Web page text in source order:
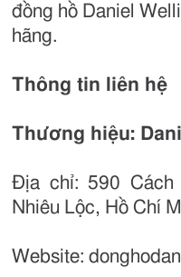
đồng hồ Daniel
hãng.
Thông tin liên hệ
Thương hiệu:
Địa chỉ: 590 Cách
Nhiêu Lộc, Hồ Chí
Website: